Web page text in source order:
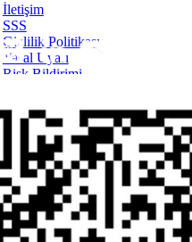
İletişim
SSS
Gizlilik Politikası
Yasal Uyarı
Risk Bildirimi
YTM - Zamanaşımına
Alacaklar
Olağanüstü Piyasa Koşulları
Bilgi Toplumu Hizmetleri
LinkYoutWhatsapp